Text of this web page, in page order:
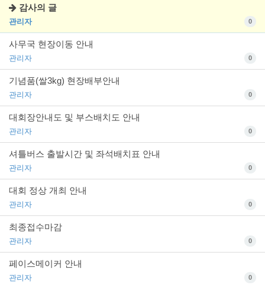
감사의 글
관리자 0
사무국 현장이동 안내
관리자 0
기념품(쌀3kg) 현장배부안내
관리자 0
대회장안내도 및 부스배치도 안내
관리자 0
셔틀버스 출발시간 및 좌석배치표 안내
관리자 0
대회 정상 개최 안내
관리자 0
최종접수마감
관리자 0
페이스메이커 안내
관리자 0